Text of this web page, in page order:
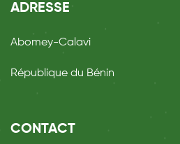
ADRESSE
Abomey-Calavi
République du Bénin
CONTACT